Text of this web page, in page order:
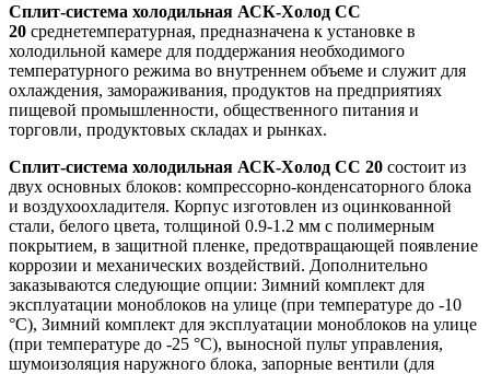
Сплит-система холодильная АСК-Холод CC
20 среднетемпературная, предназначена к установке в
холодильной камере для поддержания необходимого
температурного режима во внутреннем объеме и служит для
охлаждения, замораживания, продуктов на предприятиях
пищевой промышленности, общественного питания и
торговли, продуктовых складах и рынках.
Сплит-система холодильная АСК-Холод CC 20 состоит из
двух основных блоков: компрессорно-конденсаторного блока
и воздухоохладителя. Корпус изготовлен из оцинкованной
стали, белого цвета, толщиной 0.9-1.2 мм с полимерным
покрытием, в защитной пленке, предотвращающей появление
коррозии и механических воздействий. Дополнительно
заказываются следующие опции: Зимний комплект для
эксплуатации моноблоков на улице (при температуре до -10
°С), Зимний комплект для эксплуатации моноблоков на улице
(при температуре до -25 °С), выносной пульт управления,
шумоизоляция наружного блока, запорные вентили (для